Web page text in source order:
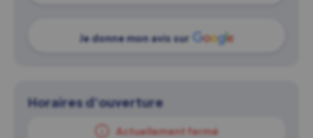
Je donne mon avis sur
Horaires d'ouverture
Actuellement fermé